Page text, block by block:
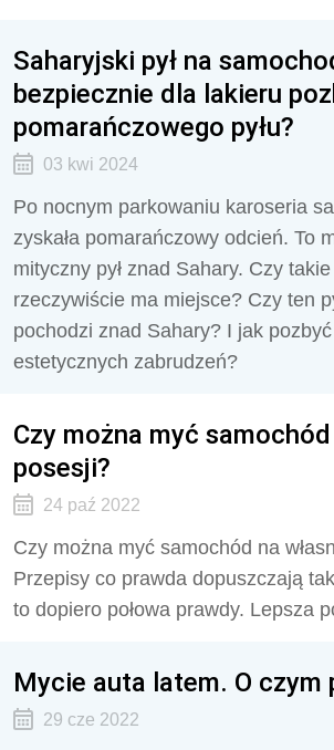
Saharyjski pył na
bezpiecznie dla lakieru
pomarańczowego pyłu?
03 kwi 2024
Po nocnym parkowaniu karoseria
zyskała pomarańczowy odcień. To
mityczny pył znad Sahary. Czy
rzeczywiście ma miejsce? Czy ten
pochodzi znad Sahary? I jak pozbyć
estetycznych zabrudzeń?
Czy można myć samochód
posesji?
24 paź 2022
Czy można myć samochód na
Przepisy co prawda dopuszczają
to dopiero połowa prawdy. Lepsza
Mycie auta latem. O czym
29 cze 2022